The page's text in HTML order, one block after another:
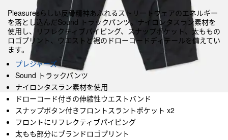
Pleasuresらしい反骨精神あふれるストリートウェアのエネルギー
を落とし込んだSound トラックパンツ。ナイロンタスラン素材を
使用し、リフレクティブパイピング、スナップポケット、太ももの
ロゴプリント、ウエストと裾のドローコードディテールを備えてい
ます。
プレジャーズ
Sound トラックパンツ
ナイロンタスラン素材を使用
ドローコード付きの伸縮性ウエストバンド
スナップボタン付きフロントスラントポケット x2
フロントにリフレクティブパイピング
太もも部分にブランドロゴプリント